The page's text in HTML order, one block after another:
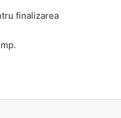
finalizarea